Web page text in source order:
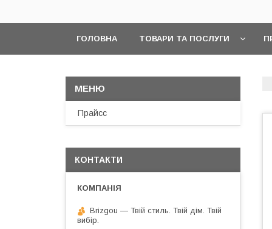
ГОЛОВНА ТОВАРИ ТА ПОСЛУГИ
Прайсс
КОНТАКТИ
Brizgou — Твій стиль. Твій дім. Твій
вибір.